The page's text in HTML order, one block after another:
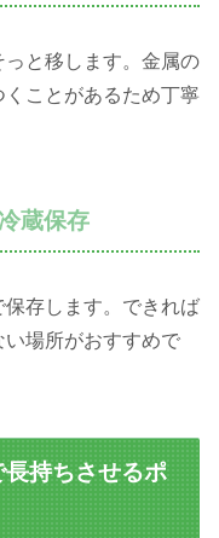
と移します。金属の
ことがあるため丁寧
蔵保存
存します。できれば
場所がおすすめで
持ちさせるポ